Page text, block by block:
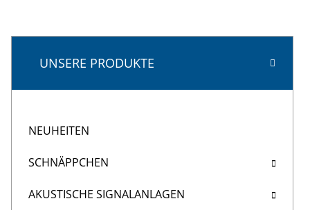
UNSERE PRODUKTE
NEUHEITEN
SCHNÄPPCHEN
AKUSTISCHE SIGNALANLAGEN